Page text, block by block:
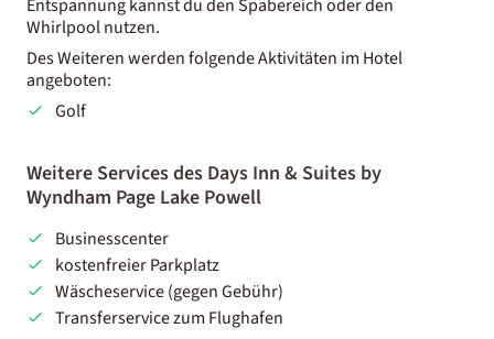
Entspannung kannst du den Spabereich oder den
Whirlpool nutzen.
Des Weiteren werden folgende Aktivitäten im Hotel
angeboten:
Golf
Weitere Services des Days Inn & Suites by
Wyndham Page Lake Powell
Businesscenter
kostenfreier Parkplatz
Wäscheservice (gegen Gebühr)
Transferservice zum Flughafen